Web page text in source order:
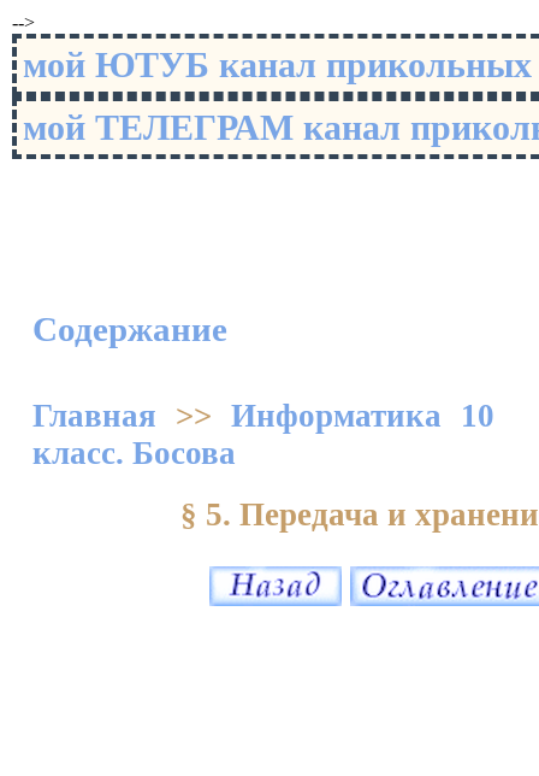
-->
мой ЮТУБ канал
мой ТЕЛЕГРАМ канал
Содержание
Главная >> Информатика 10
класс. Босова
§ 5. Передача и